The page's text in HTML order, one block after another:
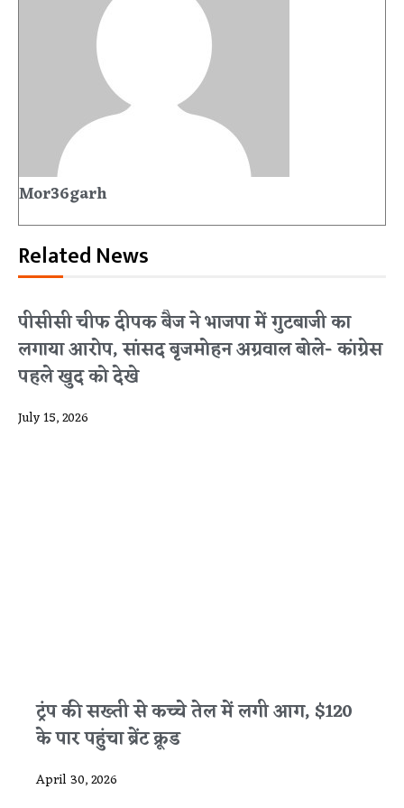
Mor36garh
Related News
पीसीसी चीफ दीपक बैज ने भाजपा में गुटबाजी का
लगाया आरोप, सांसद बृजमोहन अग्रवाल बोले- कांग्रेस
पहले खुद को देखे
July 15, 2026
ट्रंप की सख्ती से कच्चे तेल में लगी आग, $120
के पार पहुंचा ब्रेंट क्रूड
April 30, 2026